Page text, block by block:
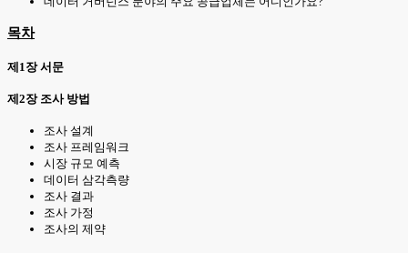
목차
제1장 서문
제2장 조사 방법
조사 설계
조사 프레임워크
시장 규모 예측
데이터 삼각측량
조사 결과
조사 가정
조사의 제약